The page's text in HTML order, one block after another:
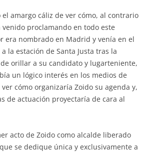
el amargo cáliz de ver cómo, al contrario
proclamando en todo este
era nombrado en Madrid y venía en el
a la estación de Santa Justa tras la
orillar a su candidato y lugarteniente,
un lógico interés en los medios de
cómo organizaría Zoido su agenda y,
de actuación proyectaría de cara al
acto de Zoido como alcalde liberado
se dedique única y exclusivamente a